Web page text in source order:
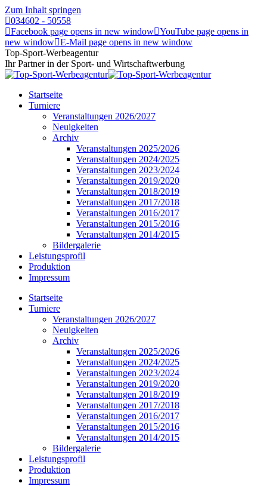
Zum Inhalt springen
034602 - 50558
Facebook page opens in new window YouTube page opens in
new window E-Mail page opens in new window
Top-Sport-Werbeagentur
Ihr Partner in der Sport- und Wirtschaftwerbung
Startseite
Turniere
Veranstaltungen 2026/2027
Neuigkeiten
Archiv
Veranstaltungen 2025/2026
Veranstaltungen 2024/2025
Veranstaltungen 2023/2024
Veranstaltungen 2019/2020
Veranstaltungen 2018/2019
Veranstaltungen 2017/2018
Veranstaltungen 2016/2017
Veranstaltungen 2015/2016
Veranstaltungen 2014/2015
Bildergalerie
Leistungsprofil
Produktion
Impressum
Startseite
Turniere
Veranstaltungen 2026/2027
Neuigkeiten
Archiv
Veranstaltungen 2025/2026
Veranstaltungen 2024/2025
Veranstaltungen 2023/2024
Veranstaltungen 2019/2020
Veranstaltungen 2018/2019
Veranstaltungen 2017/2018
Veranstaltungen 2016/2017
Veranstaltungen 2015/2016
Veranstaltungen 2014/2015
Bildergalerie
Leistungsprofil
Produktion
Impressum